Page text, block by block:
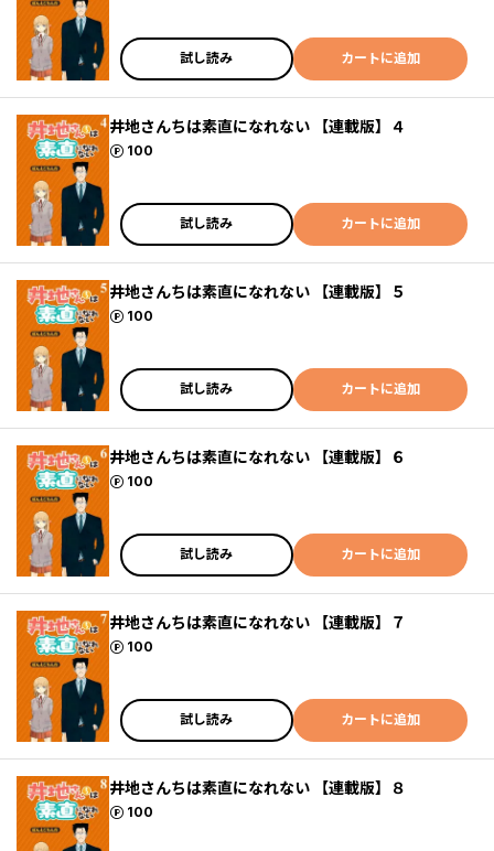
試し読み カートに追加
井地さんちは素直になれない 【連載版】４
100
ポイント
試し読み カートに追加
井地さんちは素直になれない 【連載版】５
100
ポイント
試し読み カートに追加
井地さんちは素直になれない 【連載版】６
100
ポイント
試し読み カートに追加
井地さんちは素直になれない 【連載版】７
100
ポイント
試し読み カートに追加
井地さんちは素直になれない 【連載版】８
100
ポイント